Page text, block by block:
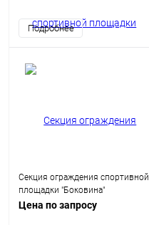
Подробнее
Секция ограждения спортивной
площадки "Боковина"
Цена по запросу